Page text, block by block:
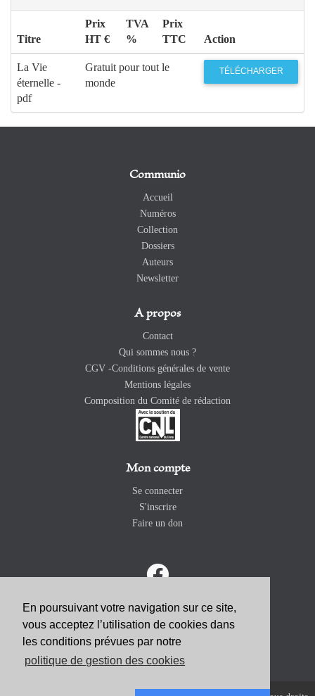
En poursuivant votre navigation sur ce site,
vous acceptez l’utilisation de cookies dans
les conditions prévues par notre
politique de gestion des cookies
Titre
Prix
HT €
TVA
%
Prix
TTC
Action
La Vie
éternelle -
pdf
Gratuit pour tout le
monde
TÉLÉCHARGER
Communio
Accueil
Numéros
Collection
Dossiers
Auteurs
Newsletter
A propos
Contact
Qui sommes nous ?
CGV -Conditions générales de vente
Mentions légales
Composition du Comité de rédaction
Mon compte
Se connecter
S'inscrire
Faire un don
ABONNEZ-VOUS